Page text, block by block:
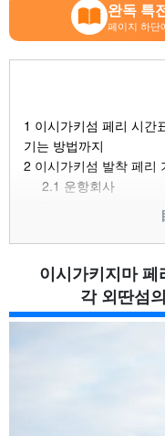
완독 특
페이지 하단
1 이시가키섬 페리 시간
기는 방법까지
2 이시가키섬 발착 페리
2.1 운항회사
야에야마 제도의
이제는 사전 예
3각 섬행! 페리 시간표
3.1 다케토미지마 행
3.2 이리오모테지마
코하마섬(小浜
3.4쿠로시마행 페리
이시가키지마
각 외딴섬